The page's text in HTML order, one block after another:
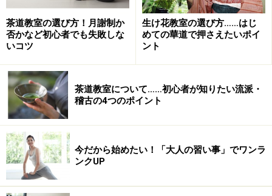
茶道教室の選び方！月謝制か
否かなど初心者でも失敗しな
いコツ
生け花教室の選び方……はじ
めての華道で押さえたいポイ
ント
茶道教室について……初心者が知りたい流派・
稽古の4つのポイント
今だから始めたい！「大人の習い事」でワンラ
ンクUP